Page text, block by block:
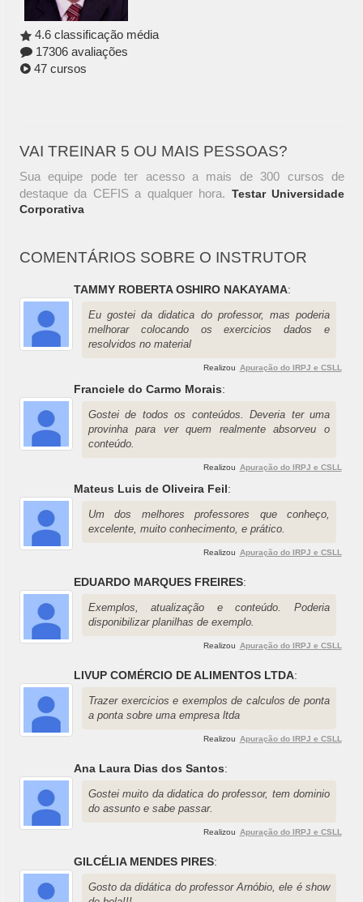
4.6 classificação média
17306 avaliações
47 cursos
VAI TREINAR 5 OU MAIS PESSOAS?
Sua equipe pode ter acesso a mais de 300 cursos de
destaque da CEFIS a qualquer hora. Testar Universidade
Corporativa
COMENTÁRIOS SOBRE O INSTRUTOR
TAMMY ROBERTA OSHIRO NAKAYAMA:
Eu gostei da didatica do professor, mas poderia
melhorar colocando os exercicios dados e
resolvidos no material
Realizou Apuração do IRPJ e CSLL
Franciele do Carmo Morais:
Gostei de todos os conteúdos. Deveria ter uma
provinha para ver quem realmente absorveu o
conteúdo.
Realizou Apuração do IRPJ e CSLL
Mateus Luis de Oliveira Feil:
Um dos melhores professores que conheço,
excelente, muito conhecimento, e prático.
Realizou Apuração do IRPJ e CSLL
EDUARDO MARQUES FREIRES:
Exemplos, atualização e conteúdo. Poderia
disponibilizar planilhas de exemplo.
Realizou Apuração do IRPJ e CSLL
LIVUP COMÉRCIO DE ALIMENTOS LTDA:
Trazer exercicios e exemplos de calculos de ponta
a ponta sobre uma empresa ltda
Realizou Apuração do IRPJ e CSLL
Ana Laura Dias dos Santos:
Gostei muito da didatica do professor, tem dominio
do assunto e sabe passar.
Realizou Apuração do IRPJ e CSLL
GILCÉLIA MENDES PIRES:
Gosto da didática do professor Arnóbio, ele é show